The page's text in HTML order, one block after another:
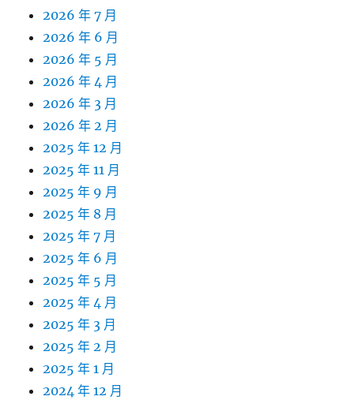
2026 年 7 月
2026 年 6 月
2026 年 5 月
2026 年 4 月
2026 年 3 月
2026 年 2 月
2025 年 12 月
2025 年 11 月
2025 年 9 月
2025 年 8 月
2025 年 7 月
2025 年 6 月
2025 年 5 月
2025 年 4 月
2025 年 3 月
2025 年 2 月
2025 年 1 月
2024 年 12 月